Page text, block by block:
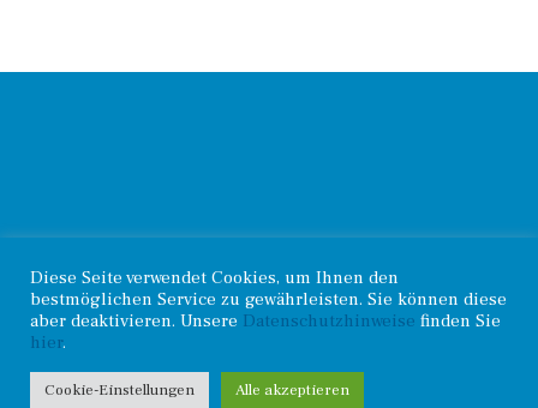
Radsportverein | Kontakt.
Impressum.Datenschutz
Diese Seite verwendet Cookies, um Ihnen den
bestmöglichen Service zu gewährleisten. Sie können diese
aber deaktivieren. Unsere Datenschutzhinweise finden Sie
hier.
Cookie-Einstellungen Alle akzeptieren